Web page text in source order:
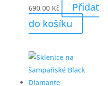
690,00 Kč
Přidat
do košíku